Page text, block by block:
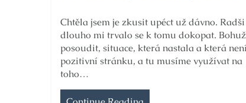
Chtěla jsem je zkusit upéct už dávno.
dlouho mi trvalo se k tomu dokopat.
posoudit, situace, která nastala a která
pozitivní stránku, a tu musíme využívat na
toho…